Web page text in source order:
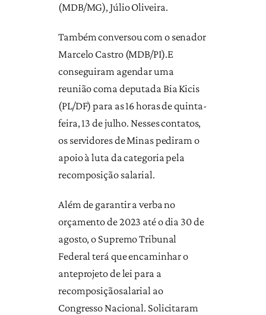
(MDB/MG), Júlio Oliveira.
Também conversou com o senador
Marcelo Castro (MDB/PI).E
conseguiram agendar uma
reunião coma deputada Bia Kicis
(PL/DF) para as 16 horas de quinta-
feira, 13 de julho. Nesses contatos,
os servidores de Minas pediram o
apoio à luta da categoria pela
recomposição salarial.
Além de garantir a verba no
orçamento de 2023 até o dia 30 de
agosto, o Supremo Tribunal
Federal terá que encaminhar o
anteprojeto de lei para a
recomposiçãosalarial ao
Congresso Nacional. Solicitaram